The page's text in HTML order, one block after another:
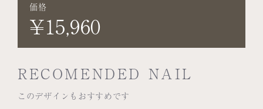
価格
¥15,960
RECOMENDED NAIL
このデザインもおすすめです